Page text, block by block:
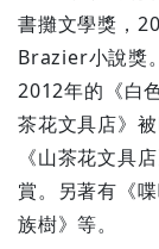
書攤文學獎，
Brazier小說獎。
2012年的《白
茶花文具店》
《山茶花文具
賞。另著有《
族樹》等。